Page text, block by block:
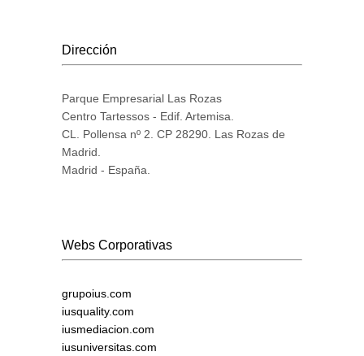
Dirección
Parque Empresarial Las Rozas
Centro Tartessos - Edif. Artemisa.
CL. Pollensa nº 2. CP 28290. Las Rozas de
Madrid.
Madrid - España.
Webs Corporativas
grupoius.com
iusquality.com
iusmediacion.com
iusuniversitas.com